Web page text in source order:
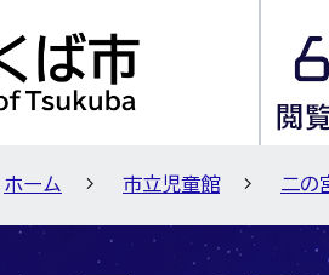
ホーム 市立児童館 二の